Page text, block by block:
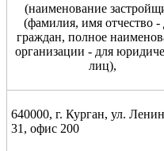
(наименование
(фамилия, имя отчество -
граждан, полное
организации - для
лиц),
640000, г. Курган, ул.
31, офис 200